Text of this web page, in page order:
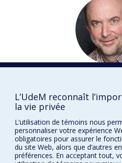
Fellow
L’UdeM reconnaît
la vie privée
L’utilisation de témoins nous
personnaliser votre expérience
obligatoires pour assurer le
du site Web, alors que d’autres
préférences. En acceptant tout,